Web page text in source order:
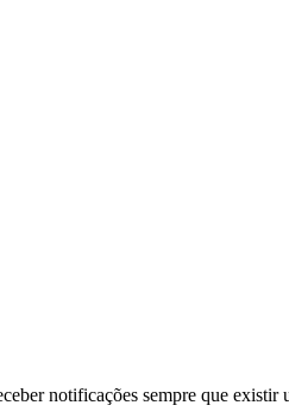
notificações sempre que